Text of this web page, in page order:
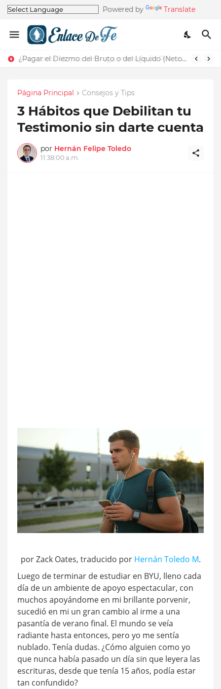
Powered by Translate
¿Pagar el Diezmo del Bruto o del Líquido (Neto)?
Página Principal Consejos y Tips
3 Hábitos que Debilitan tu
Testimonio sin darte cuenta
por Hernán Felipe Toledo
11:38:00 a.m.
por Zack Oates, traducido por Hernán Toledo M.
Luego de terminar de estudiar en BYU, lleno cada
día de un ambiente de apoyo espectacular, con
muchos apoyándome en mi brillante porvenir,
sucedió en mi un gran cambio al irme a una
pasantía de verano final. El mundo se veía
radiante hasta entonces, pero yo me sentía
nublado. Tenía dudas. ¿Cómo alguien como yo
que nunca había pasado un día sin que leyera las
escrituras, desde que tenía 15 años, podía estar
tan confundido?